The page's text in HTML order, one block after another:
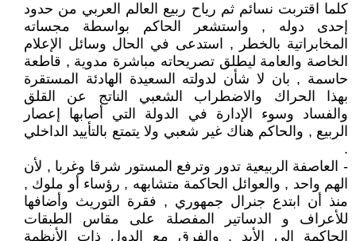
كلما اقتربت نسائم ثم رياح ربيع العالم العربي من حدود
إحدى دوله , واستشعر الحاكم بواسطة مجساته
المخابراتية بالخطر , استدعى في الحال وسائل الإعلام
الخاصة والعامة ليطلق تصريحاته مباشرة مدوية , قاطعة
حاسمة , بان لا شأن لدولته السعيدة الهادئة المستقرة
بهذا الحراك والاضطراب الشعبي الناتج عن القلق
والفساد وسوء الإدارة في الدولة التي أصابها إعصار
الربيع , والحاكم هناك غير شعبي ولا يتمتع بالتأييد الداخلي
.
- العاصفة الربيعية تدور وترفع المستور شرقا وغربا , لأن
الهم واحد , والعوائل الحاكمة متشابهه , رؤساء أو ملوك ,
منذ أن ابتدع جنرال جمهوري , فقرة التوريث وأضافها
للأعراف و الدساتير المفصلة على مقاس الطبقات
الحاكمة إلى الأبد , والفرق مع الدول ذات الأنظمة